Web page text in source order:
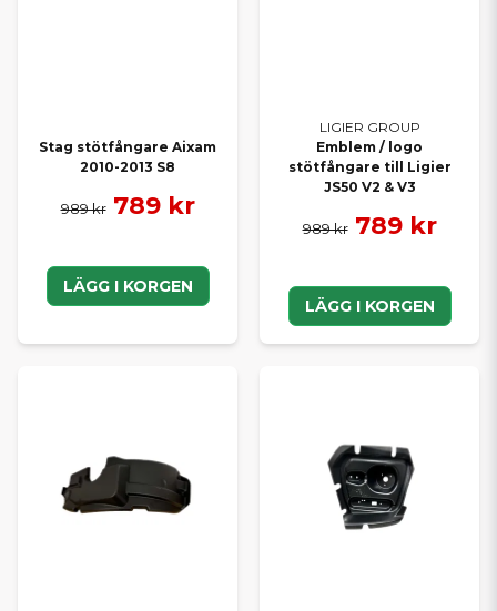
Stag stötfångare Aixam
2010-2013 S8
989 kr 789 kr
LÄGG I KORGEN
LIGIER GROUP
Emblem / logo
stötfångare till Ligier
JS50 V2 & V3
989 kr 789 kr
LÄGG I KORGEN